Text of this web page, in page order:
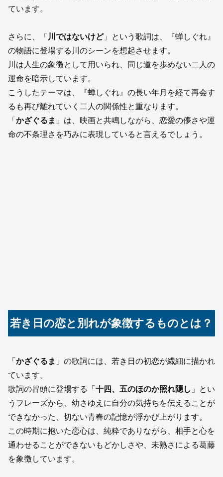
ています。
さらに、「 川ではないけど」という歌詞は、『蝉しぐれ』
の物語に登場する川のシーンを想起させます。
川は人生の象徴として用いられ、同じ道を歩めない二人の
運命を暗示しています。
こうしたテーマは、『蝉しぐれ』の長い年月を経て再会す
るも再び離れていく二人の関係性と重なります。
「 かざぐるま 」は、映画と共鳴しながら、恋愛の儚さや運
命の不条理さを巧みに表現していると言えるでしょう。
若き日の恋と別れが象徴するものとは？
「 かざぐるま 」の歌詞には、若き日の初恋が繊細に描かれ
ています。
歌詞の冒頭に登場する「 十四、五のほのか照れ隠し 」とい
うフレーズから、幼さゆえに自分の気持ちを伝えることが
できなかった、切ない青春の記憶が浮かび上がります。
この時期に抱いた恋心は、純粋でありながら、相手と心を
通わせることができないもどかしさや、未熟さによる葛藤
を象徴しています。